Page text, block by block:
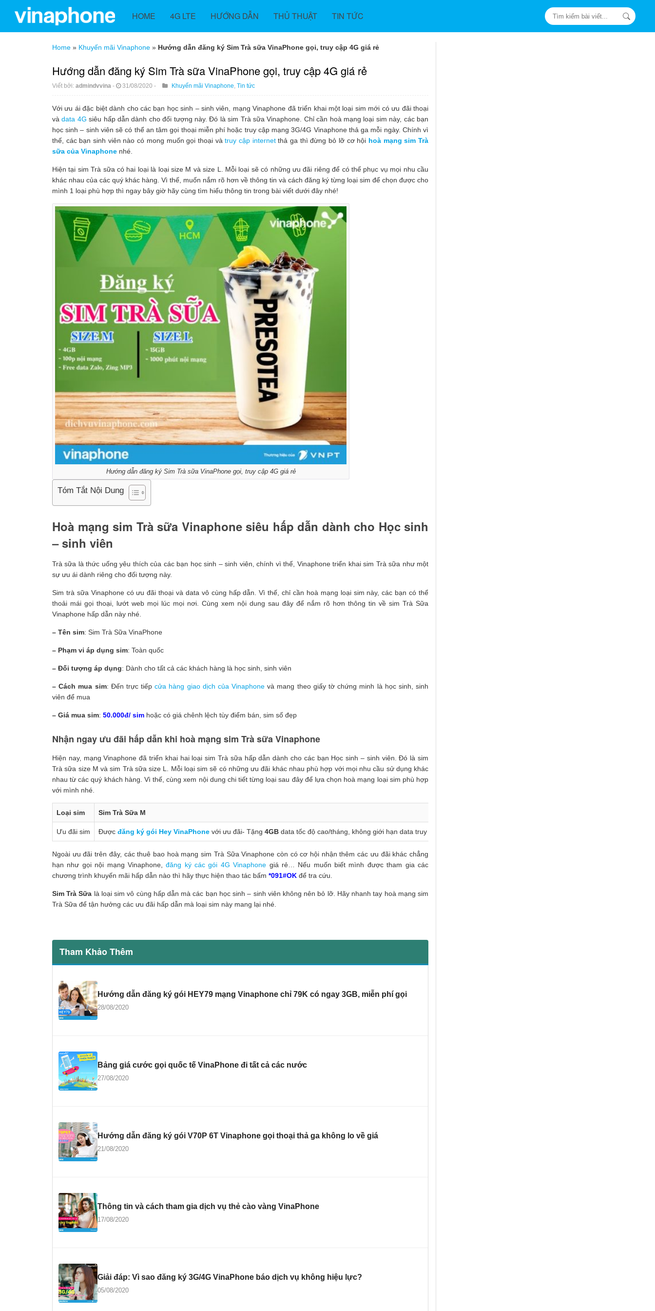
HOME 4G LTE HƯỚNG DẪN THỦ THUẬT TIN TỨC
Home » Khuyến mãi Vinaphone » Hướng dẫn đăng ký Sim Trà sữa VinaPhone gọi, truy cập 4G giá rẻ
Hướng dẫn đăng ký Sim Trà sữa VinaPhone gọi, truy cập 4G giá rẻ
Viết bởi: admindvvina - 31/08/2020 - Khuyến mãi Vinaphone, Tin tức
Với ưu ái đặc biệt dành cho các bạn học sinh – sinh viên, mạng Vinaphone đã triển khai một loại sim mới có ưu đãi thoại
vàdata 4G siêu hấp dẫn dành cho đối tượng này. Đó là sim Trà sữa Vinaphone. Chỉ cần hoà mạng loại sim này, các bạn
học sinh – sinh viên sẽ có thể an tâm gọi thoại miễn phí hoặc truy cập mạng 3G/4G Vinaphone thả ga mỗi ngày. Chính vì
thế, các bạn sinh viên nào có mong muốn gọi thoại vàtruy cập internetthả ga thì đừng bỏ lỡ cơ hội hoà mạng sim Trà
sữa của Vinaphone nhé.
Hiện tại sim Trà sữa có hai loại là loại size M và size L. Mỗi loại sẽ có những ưu đãi riêng để có thể phục vụ mọi nhu cầu
khác nhau của các quý khác hàng. Vì thế, muốn nắm rõ hơn về thông tin và cách đăng ký từng loại sim để chọn được cho
mình 1 loại phù hợp thì ngay bây giờ hãy cùng tìm hiểu thông tin trong bài viết dưới đây nhé!
Hướng dẫn đăng ký Sim Trà sữa VinaPhone gọi, truy cập 4G giá rẻ
Tóm Tắt Nội Dung
Hoà mạng sim Trà sữa Vinaphone siêu hấp dẫn dành cho Học sinh
– sinh viên
Trà sữa là thức uống yêu thích của các bạn học sinh – sinh viên, chính vì thế, Vinaphone triển khai sim Trà sữa như một
sự ưu ái dành riêng cho đối tượng này.
Sim trà sữa Vinaphone có ưu đãi thoại và data vô cùng hấp dẫn. Vì thế, chỉ cần hoà mạng loại sim này, các bạn có thể
thoải mái gọi thoại, lướt web mọi lúc mọi nơi. Cùng xem nội dung sau đây để nắm rõ hơn thông tin về sim Trà Sữa
Vinaphone hấp dẫn này nhé.
– Tên sim: Sim Trà Sữa VinaPhone
– Phạm vi áp dụng sim: Toàn quốc
– Đối tượng áp dụng: Dành cho tất cả các khách hàng là học sinh, sinh viên
– Cách mua sim: Đến trực tiếpcửa hàng giao dịch của Vinaphone và mang theo giấy tờ chứng minh là học sinh, sinh
viên để mua
– Giá mua sim: 50.000đ/ sim hoặc có giá chênh lệch tùy điểm bán, sim số đẹp
Nhận ngay ưu đãi hấp dẫn khi hoà mạng sim Trà sữa Vinaphone
Hiện nay, mạng Vinaphone đã triển khai hai loại sim Trà sữa hấp dẫn dành cho các bạn Học sinh – sinh viên. Đó là sim
Trà sữa size M và sim Trà sữa size L. Mỗi loại sim sẽ có những ưu đãi khác nhau phù hợp với mọi nhu cầu sử dụng khác
nhau từ các quý khách hàng. Vì thế, cùng xem nội dung chi tiết từng loại sau đây để lựa chọn hoà mạng loại sim phù hợp
với mình nhé.
Loại sim Sim Trà Sữa M
Ưu đãi sim Được đăng ký gói Hey VinaPhone với ưu đãi- Tặng 4GB data tốc độ cao/tháng, không giới hạn data truy cập ở tốc độ thường-
Ngoài ưu đãi trên đây, các thuê bao hoà mạng sim Trà Sữa Vinaphone còn có cơ hội nhận thêm các ưu đãi khác chẳng
hạn như gọi nội mạng Vinaphone,đăng ký các gói 4G Vinaphone giá rẻ… Nếu muốn biết mình được tham gia các
chương trình khuyến mãi hấp dẫn nào thì hãy thực hiện thao tác bấm *091#OK để tra cứu.
Sim Trà Sữa là loại sim vô cùng hấp dẫn mà các bạn học sinh – sinh viên không nên bỏ lỡ. Hãy nhanh tay hoà mạng sim
Trà Sữa để tận hưởng các ưu đãi hấp dẫn mà loại sim này mang lại nhé.
Tham Khảo Thêm
Hướng dẫn đăng ký gói HEY79 mạng Vinaphone chỉ 79K có ngay 3GB, miễn phí gọi
28/08/2020
Bảng giá cước gọi quốc tế VinaPhone đi tất cả các nước
27/08/2020
Hướng dẫn đăng ký gói V70P 6T Vinaphone gọi thoại thả ga không lo về giá
21/08/2020
Thông tin và cách tham gia dịch vụ thẻ cào vàng VinaPhone
17/08/2020
Giải đáp: Vì sao đăng ký 3G/4G VinaPhone báo dịch vụ không hiệu lực?
05/08/2020